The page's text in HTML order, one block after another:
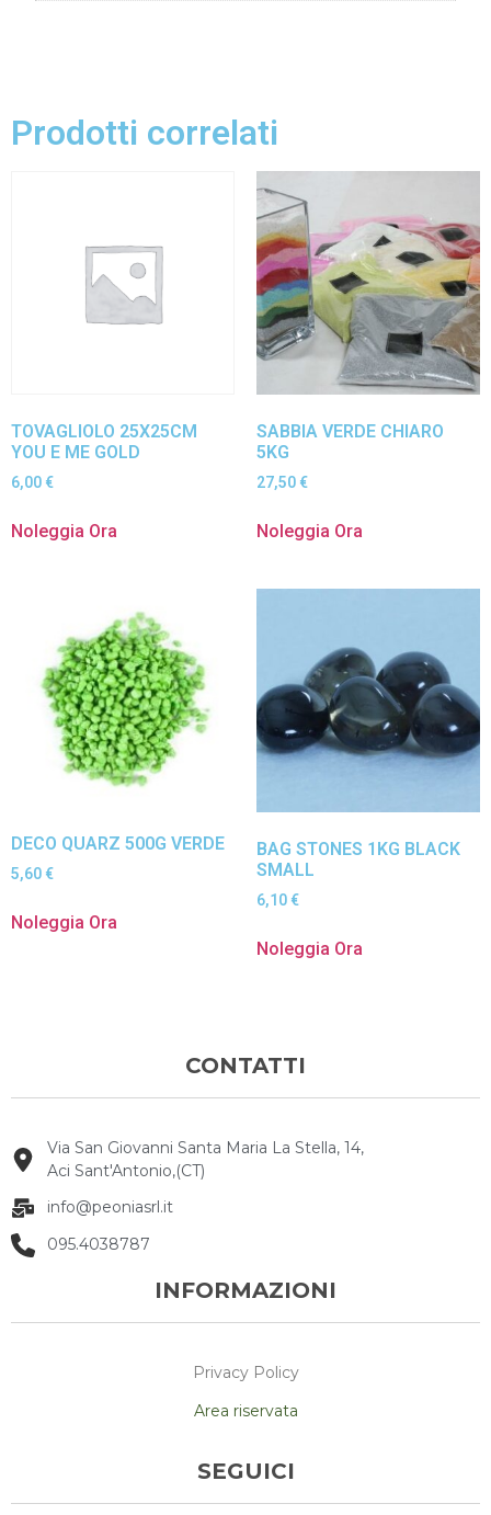
Prodotti correlati
TOVAGLIOLO 25X25CM
YOU E ME GOLD
6,00 €
Noleggia Ora
SABBIA VERDE CHIARO
5KG
27,50 €
Noleggia Ora
DECO QUARZ 500G VERDE
5,60 €
Noleggia Ora
BAG STONES 1KG BLACK
SMALL
6,10 €
Noleggia Ora
CONTATTI
Via San Giovanni Santa Maria La Stella, 14,
Aci Sant'Antonio,(CT)
info@peoniasrl.it
095.4038787
INFORMAZIONI
Privacy Policy
Area riservata
SEGUICI